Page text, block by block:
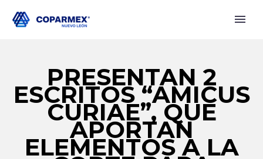
PRESENTAN 2
ESCRITOS “AMICUS
CURIAE”, QUE
APORTAN
ELEMENTOS A LA